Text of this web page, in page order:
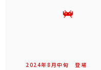
2024年8 月中旬 登場